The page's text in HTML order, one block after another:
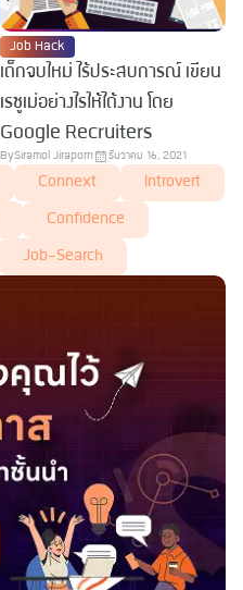
Job Hack
เด็กจบใหม่ ไร้ประสบการณ์ เขียน
เรซูเม่อย่างไรให้ได้งาน โดย
Google Recruiters
BySiramol Jiraporn ธันวาคม 16, 2021
Connext Introvert
Confidence
Job-Search